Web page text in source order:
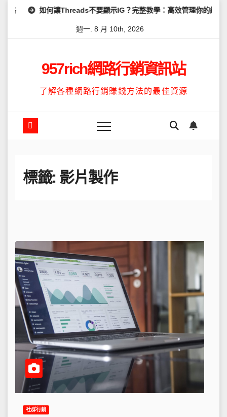
Skip
讓Threads不要顯示IG？完整教學：高效管理你的線上隱私與數據安全
週一. 8 月 10th, 2026
957rich網路行銷資訊站
了解各種網路行銷賺錢方法的最佳資源
標籤: 影片製作
社群行銷